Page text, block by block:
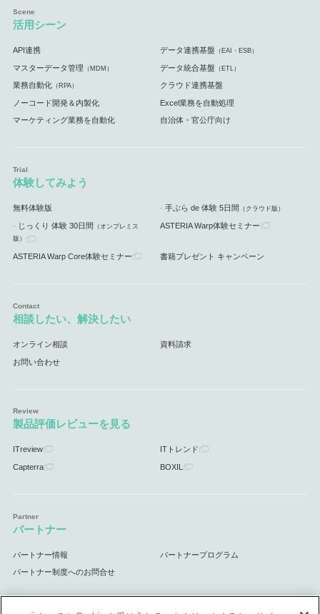
活用シーン
API連携 データ連携基盤 （EAI・ESB）
マスターデータ管理 （MDM） データ統合基盤 （ETL）
業務自動化（RPA） クラウド連携基盤
ノーコード開発＆内製化 Excel業務を自動処理
マーケティング業務を自動化 自治体・官公庁向け
体験してみよう
無料体験版 手ぶら de 体験 5日間 （クラウド版）
じっくり 体験 30日間 （オンプレミス
版）
ASTERIA Warp体験セミナー
ASTERIA Warp Core体験セミナー 書籍プレゼント キャンペーン
相談したい、解決したい
オンライン相談 資料請求
お問い合わせ
製品評価レビューを見る
ITreview ITトレンド
Capterra BOXIL
パートナー
パートナー情報 パートナープログラム
パートナー制度へのお問合せ